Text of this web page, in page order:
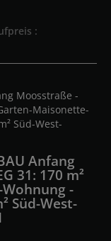
Anfang
31: 170 m²
-
Süd-West-